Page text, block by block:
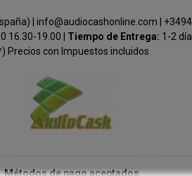
| info@audiocashonline.com |
16.30-19.00 | Tiempo de Entrega: 1-2
Precios con Impuestos incluidos
Métodos de pago aceptados